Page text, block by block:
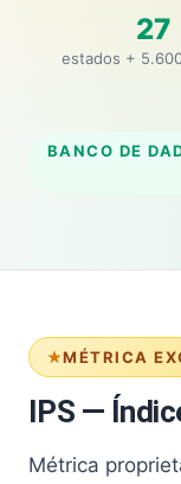
27
estados +
BANCO DE
MÉTRICA
IPS —
Métrica